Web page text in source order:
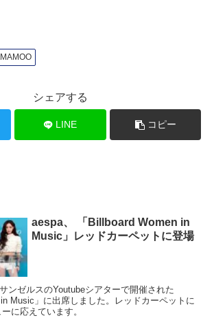
シェアする
LINE コピー
aespa、 「Billboard Women in
Music」レッドカーペットに登場
ンゼルスのYoutubeシアターで開催された
in Music」に出席しました。レッドカーペットに
に応えています。